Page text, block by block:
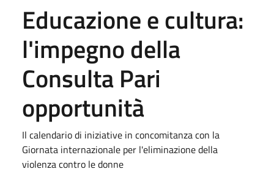
Educazione e cultura:
l'impegno della
Consulta Pari
opportunità
Il calendario di iniziative in concomitanza con la
Giornata internazionale per l'eliminazione della
violenza contro le donne